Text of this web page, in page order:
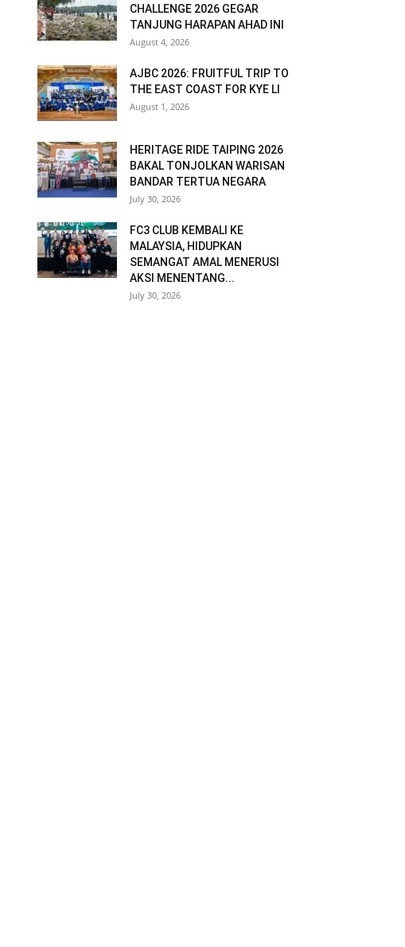
CHALLENGE 2026 GEGAR
TANJUNG HARAPAN AHAD INI
August 4, 2026
AJBC 2026: FRUITFUL TRIP TO
THE EAST COAST FOR KYE LI
August 1, 2026
HERITAGE RIDE TAIPING 2026
BAKAL TONJOLKAN WARISAN
BANDAR TERTUA NEGARA
July 30, 2026
FC3 CLUB KEMBALI KE
MALAYSIA, HIDUPKAN
SEMANGAT AMAL MENERUSI
AKSI MENENTANG...
July 30, 2026